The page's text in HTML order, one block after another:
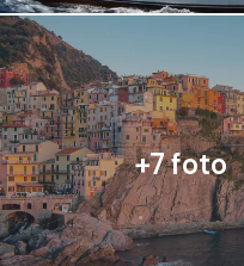
+7foto